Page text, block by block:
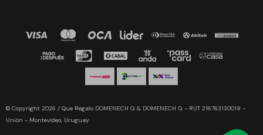
© Copyright 2026 / Que Regalo DOMENECH G & DOMENECH G - RUT 216763130019 -
Unión - Montevideo, Uruguay